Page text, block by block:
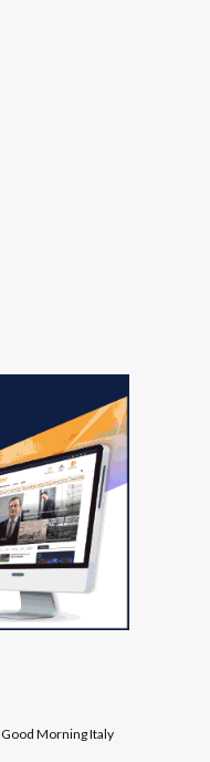
Good Morning Italy